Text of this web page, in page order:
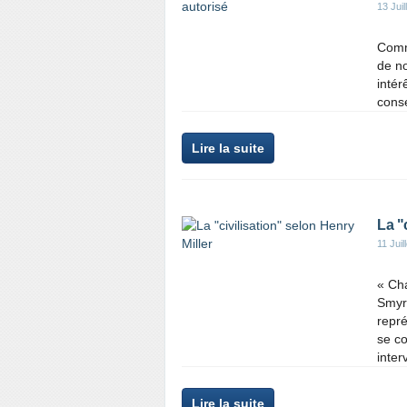
13
de
Lire la suite
La
11
«
se
Lire la suite